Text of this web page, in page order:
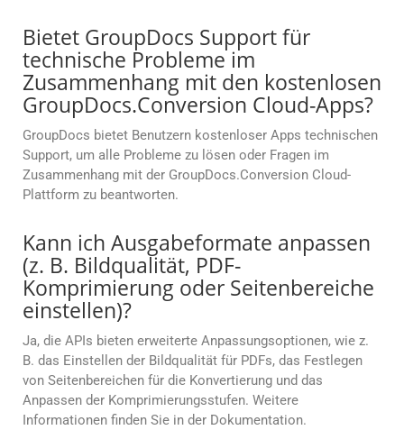
Bietet GroupDocs Support für
technische Probleme im
Zusammenhang mit den kostenlosen
GroupDocs.Conversion Cloud-Apps?
GroupDocs bietet Benutzern kostenloser Apps technischen
Support, um alle Probleme zu lösen oder Fragen im
Zusammenhang mit der GroupDocs.Conversion Cloud-
Plattform zu beantworten.
Kann ich Ausgabeformate anpassen
(z. B. Bildqualität, PDF-
Komprimierung oder Seitenbereiche
einstellen)?
Ja, die APIs bieten erweiterte Anpassungsoptionen, wie z.
B. das Einstellen der Bildqualität für PDFs, das Festlegen
von Seitenbereichen für die Konvertierung und das
Anpassen der Komprimierungsstufen. Weitere
Informationen finden Sie in der Dokumentation.